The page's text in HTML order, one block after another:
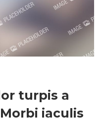
turpis a
iaculis